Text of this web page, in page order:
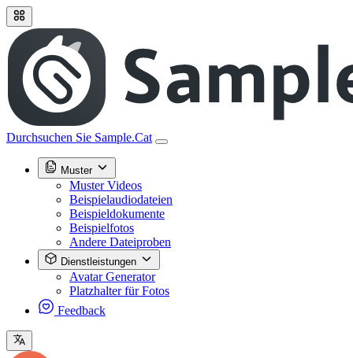
Durchsuchen Sie Sample.Cat
Muster
Muster Videos
Beispielaudiodateien
Beispieldokumente
Beispielfotos
Andere Dateiproben
Dienstleistungen
Avatar Generator
Platzhalter für Fotos
Feedback